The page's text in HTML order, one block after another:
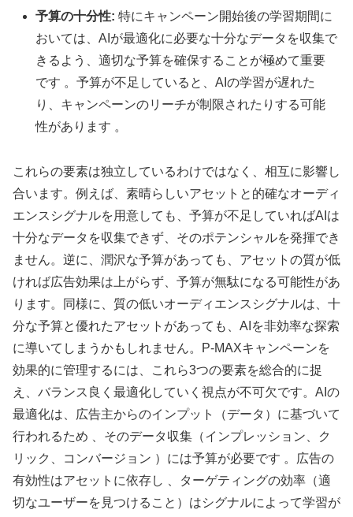
予算の十分性: 特にキャンペーン開始後の学習期間に
おいては、AIが最適化に必要な十分なデータを収集で
きるよう、適切な予算を確保することが極めて重要
です 。予算が不足していると、AIの学習が遅れた
り、キャンペーンのリーチが制限されたりする可能
性があります 。
これらの要素は独立しているわけではなく、相互に影響し
合います。例えば、素晴らしいアセットと的確なオーディ
エンスシグナルを用意しても、予算が不足していればAIは
十分なデータを収集できず、そのポテンシャルを発揮でき
ません。逆に、潤沢な予算があっても、アセットの質が低
ければ広告効果は上がらず、予算が無駄になる可能性があ
ります。同様に、質の低いオーディエンスシグナルは、十
分な予算と優れたアセットがあっても、AIを非効率な探索
に導いてしまうかもしれません。P-MAXキャンペーンを
効果的に管理するには、これら3つの要素を総合的に捉
え、バランス良く最適化していく視点が不可欠です。AIの
最適化は、広告主からのインプット（データ）に基づいて
行われるため 、そのデータ収集（インプレッション、ク
リック、コンバージョン ）には予算が必要です 。広告の
有効性はアセットに依存し 、ターゲティングの効率（適
切なユーザーを見つけること）はシグナルによって学習が